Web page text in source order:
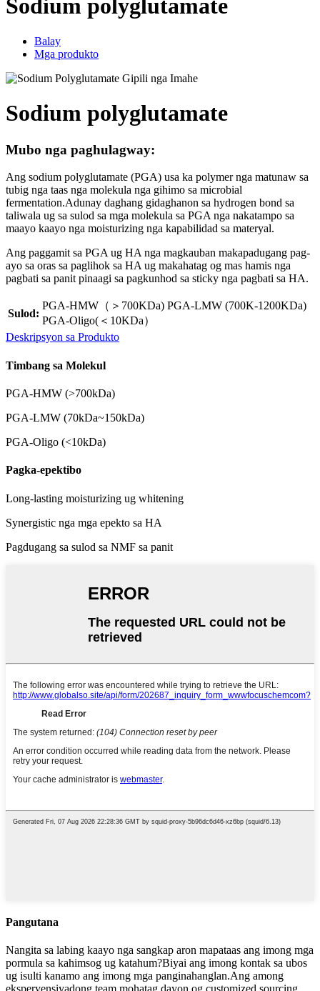
Sodium polyglutamate
Balay
Mga produkto
Sodium polyglutamate
Mubo nga paghulagway:
Ang sodium polyglutamate (PGA) usa ka polymer nga matunaw sa
tubig nga taas nga molekula nga gihimo sa microbial
fermentation.Adunay daghang gidaghanon sa hydrogen bond sa
taliwala ug sa sulod sa mga molekula sa PGA nga nakatampo sa
maayo kaayo nga moisturizing nga kapabilidad sa materyal.
Ang paggamit sa PGA ug HA nga magkauban makapadugang pag-
ayo sa oras sa paglihok sa HA ug makahatag og mas hamis nga
pagbati sa panit pinaagi sa pagkunhod sa sticky nga pagbati sa HA.
Sulod:
PGA-HMW（＞700KDa) PGA-LMW (700K-1200KDa)
PGA-Oligo(＜10KDa）
Deskripsyon sa Produkto
Timbang sa Molekul
PGA-HMW (>700kDa)
PGA-LMW (70kDa~150kDa)
PGA-Oligo (<10kDa)
Pagka-epektibo
Long-lasting moisturizing ug whitening
Synergistic nga mga epekto sa HA
Pagdugang sa sulod sa NMF sa panit
Pangutana
Nangita sa labing kaayo nga sangkap aron mapataas ang imong mga
pormula sa kahimsog ug katahum?Biyai ang imong kontak sa ubos
ug isulti kanamo ang imong mga panginahanglan.Ang among
eksperyensiyadong team mohatag dayon og customized sourcing